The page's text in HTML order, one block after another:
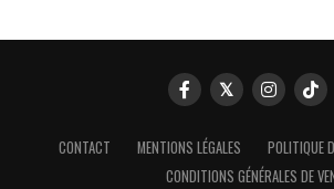
CONTACT MENTIONS LÉGALES
POLITIQUE
CONDITIONS GÉNÉRALES DE